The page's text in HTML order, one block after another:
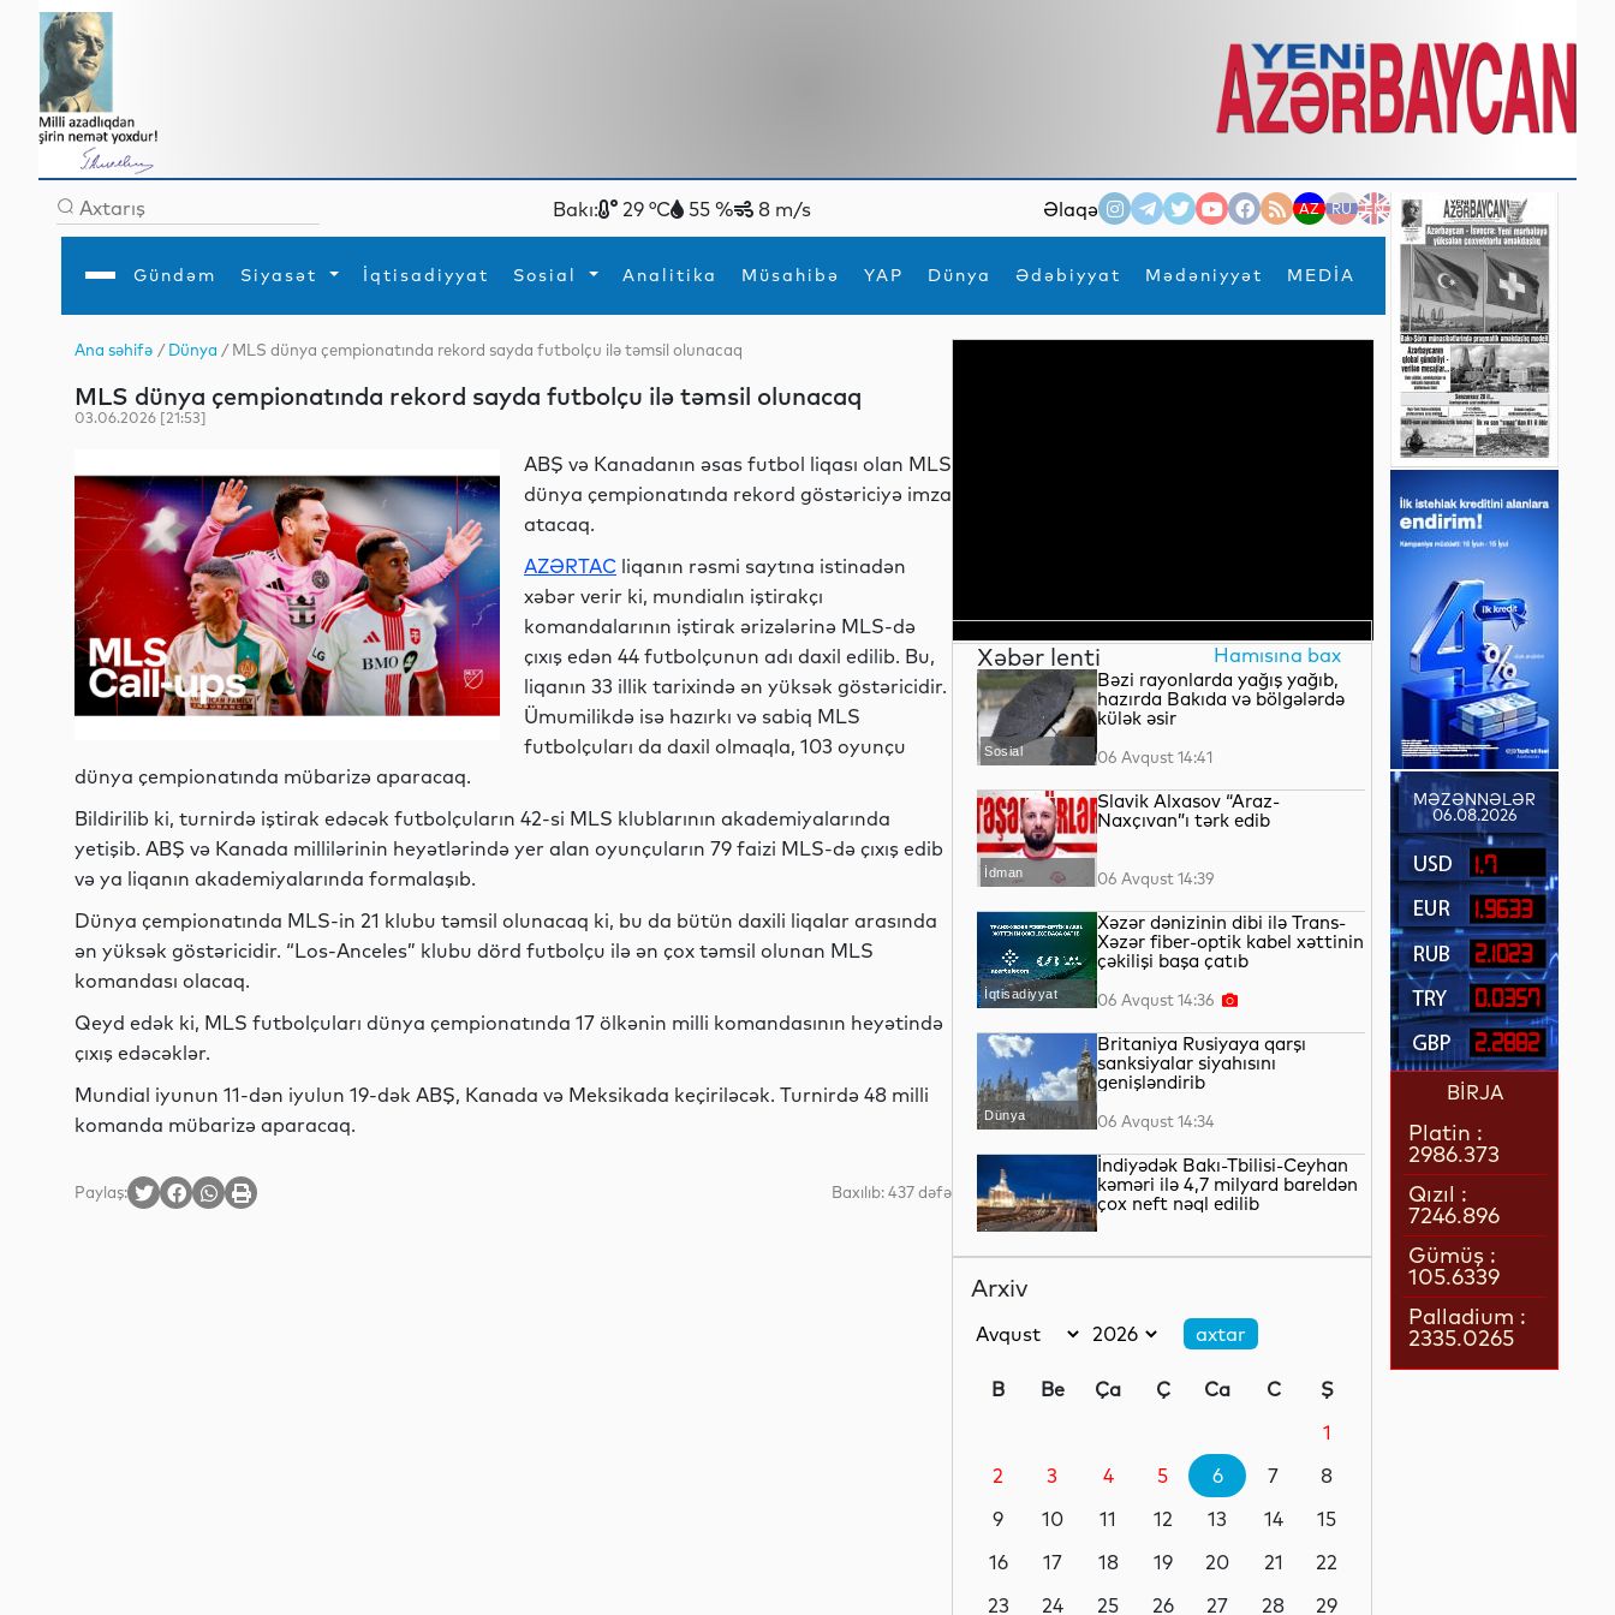
Bakı: 29 °C 55 % 8 m/s Əlaqə AZ RU EN
Gündəm Siyasət İqtisadiyyat Sosial Analitika Müsahibə YAP Dünya Ədəbiyyat Mədəniyyət MEDİA
×
Gündəm
İqtisadiyyat
Mədəniyyət
Müsahibə
MEDİA
Xarici siyasətTurizm
Diaspor
İdmanYeni texnologiyalar
Ana səhifə /Dünya / MLS dünya çempionatında rekord sayda futbolçu ilə təmsil olunacaq
MLS dünya çempionatında rekord sayda futbolçu ilə təmsil olunacaq
03.06.2026 [21:53]
ABŞ və Kanadanın əsas futbol liqası olan MLS
dünya çempionatında rekord göstəriciyə imza
atacaq.
AZƏRTAC liqanın rəsmi saytına istinadən
xəbər verir ki, mundialın iştirakçı
komandalarının iştirak ərizələrinə MLS-də
çıxış edən 44 futbolçunun adı daxil edilib. Bu,
liqanın 33 illik tarixində ən yüksək göstəricidir.
Ümumilikdə isə hazırkı və sabiq MLS
futbolçuları da daxil olmaqla, 103 oyunçu
dünya çempionatında mübarizə aparacaq.
Bildirilib ki, turnirdə iştirak edəcək futbolçuların 42-si MLS klublarının akademiyalarında
yetişib. ABŞ və Kanada millilərinin heyətlərində yer alan oyunçuların 79 faizi MLS-də çıxış edib
və ya liqanın akademiyalarında formalaşıb.
Dünya çempionatında MLS-in 21 klubu təmsil olunacaq ki, bu da bütün daxili liqalar arasında
ən yüksək göstəricidir. “Los-Anceles” klubu dörd futbolçu ilə ən çox təmsil olunan MLS
komandası olacaq.
Qeyd edək ki, MLS futbolçuları dünya çempionatında 17 ölkənin milli komandasının heyətində
çıxış edəcəklər.
Mundial iyunun 11-dən iyulun 19-dək ABŞ, Kanada və Meksikada keçiriləcək. Turnirdə 48 milli
komanda mübarizə aparacaq.
Paylaş: Baxılıb: 437 dəfə
Xəbər lenti Hamısına bax
Sosial
Bəzi rayonlarda yağış yağıb,
hazırda Bakıda və bölgələrdə
külək əsir
06 Avqust 14:41
İdman
Slavik Alxasov “Araz-
Naxçıvan”ı tərk edib
06 Avqust 14:39
İqtisadiyyat
Xəzər dənizinin dibi ilə Trans-
Xəzər fiber-optik kabel xəttinin
çəkilişi başa çatıb
06 Avqust 14:36
Dünya
Britaniya Rusiyaya qarşı
sanksiyalar siyahısını
genişləndirib
06 Avqust 14:34
İqtisadiyyat
İndiyədək Bakı-Tbilisi-Ceyhan
kəməri ilə 4,7 milyard bareldən
çox neft nəql edilib
aparıblar
İqtisadiyyat
keçməklə Gürcüstandan İrana
gedən nəqliyyat vasitəsində
narkotik aşkarlanıb
06 Avqust 13:46
Dünya
“Meta”nın süni intellekti test
sisteminə daxil olub
06 Avqust 13:42
Arxiv
B Be Ça Ç Ca C
Ş
1
2
3 4 5 6 7
8
9
10 11 12 13 14
15
16
17 18 19 20 21
22
23
24 25 26 27 28
29
MƏZƏNNƏLƏR
06.08.2026
1.7
1.9633
2.1023
0.0357
2.2882
BİRJA
Platin :
2986.373
Qızıl :
7246.896
Gümüş :
105.6339
Palladium :
2335.0265